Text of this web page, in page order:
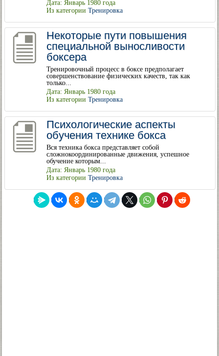
Дата: Январь 1980 года
Из категории Тренировка
Некоторые пути повышения
специальной выносливости
боксера
Тренировочный процесс в боксе предполагает
совершенствование физических качеств, так как
только...
Дата: Январь 1980 года
Из категории Тренировка
Психологические аспекты
обучения технике бокса
Вся техника бокса представляет собой
сложнокоординированные движения, успешное
обучение которым...
Дата: Январь 1980 года
Из категории Тренировка